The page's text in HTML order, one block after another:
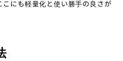
こにも軽量化と使い勝手の良さが